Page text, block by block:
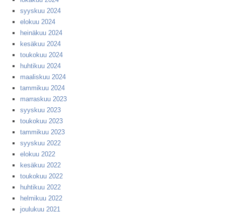
syyskuu 2024
elokuu 2024
heinäkuu 2024
kesäkuu 2024
toukokuu 2024
huhtikuu 2024
maaliskuu 2024
tammikuu 2024
marraskuu 2023
syyskuu 2023
toukokuu 2023
tammikuu 2023
syyskuu 2022
elokuu 2022
kesäkuu 2022
toukokuu 2022
huhtikuu 2022
helmikuu 2022
joulukuu 2021